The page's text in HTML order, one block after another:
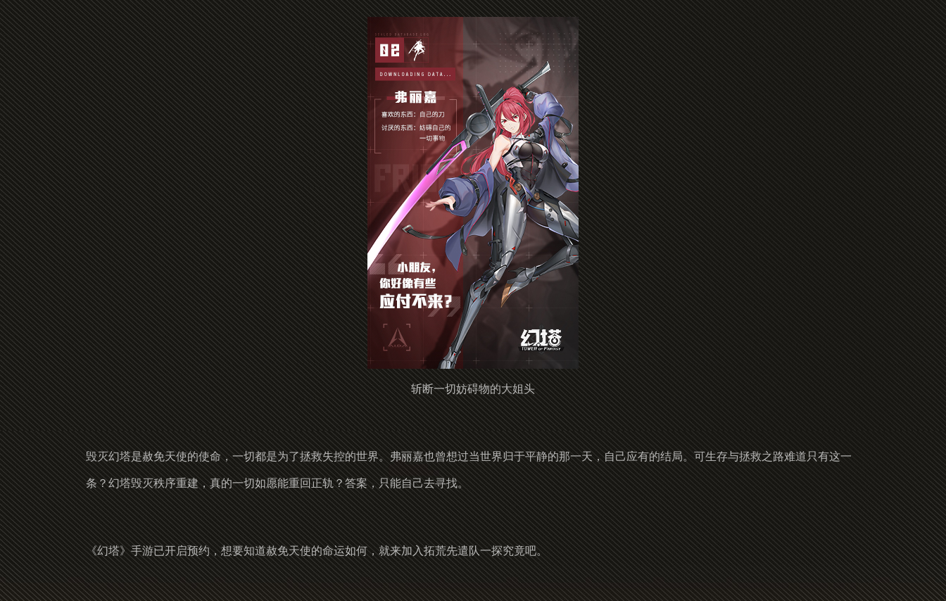
斩断一切妨碍物的大姐头
毁灭幻塔是赦免天使的使命，一切都是为了拯救失控的世界。弗丽嘉也曾想过当世界归于平静的那一天，自己应有的结局。可生存与拯救之路难道只有这一
条？幻塔毁灭秩序重建，真的一切如愿能重回正轨？答案，只能自己去寻找。
《幻塔》手游已开启预约，想要知道赦免天使的命运如何，就来加入拓荒先遣队一探究竟吧。